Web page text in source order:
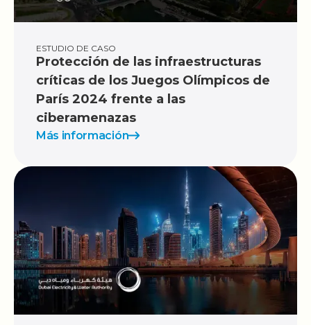
ESTUDIO DE CASO
Protección de las infraestructuras
críticas de los Juegos Olímpicos de
París 2024 frente a las
ciberamenazas
Más información